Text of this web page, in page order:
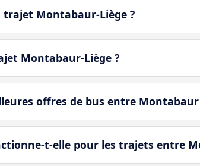
Montabaur-Liège ?
Montabaur-Liège ?
offres de bus entre Montabaur
t-elle pour les trajets entre